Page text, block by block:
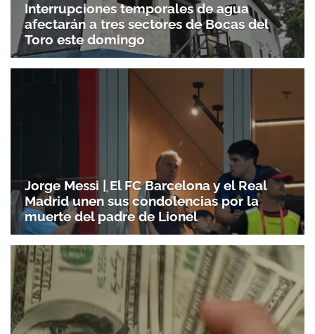
Interrupciones temporales de agua
afectarán a tres sectores de Bocas del
Toro este domingo
Jorge Messi | El FC Barcelona y el Real
Madrid unen sus condolencias por la
muerte del padre de Lionel